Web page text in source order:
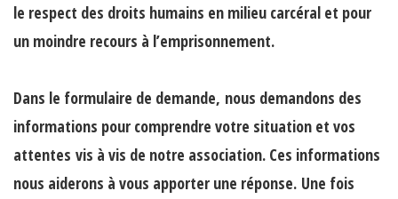
le respect des droits humains en milieu carcéral et pour
un moindre recours à l’emprisonnement.
Dans le formulaire de demande, nous demandons des
informations pour comprendre votre situation et vos
attentes vis à vis de notre association. Ces informations
nous aiderons à vous apporter une réponse. Une fois